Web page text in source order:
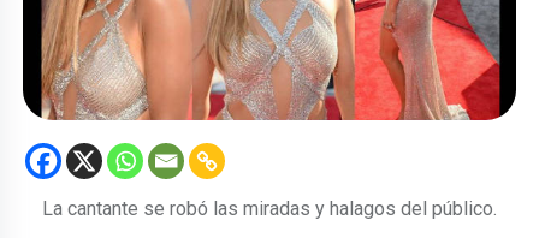
La cantante se robó las miradas y halagos del público.